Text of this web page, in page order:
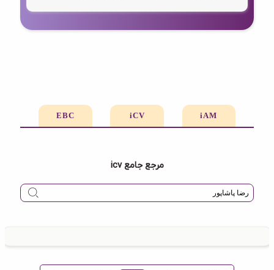
iAM
iCV
EBC
مرجع جامع icv